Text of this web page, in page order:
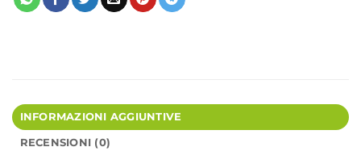
INFORMAZIONI AGGIUNTIVE
RECENSIONI (0)